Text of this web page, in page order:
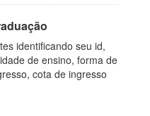
identificando seu id,
de ensino, forma de
cota de ingresso